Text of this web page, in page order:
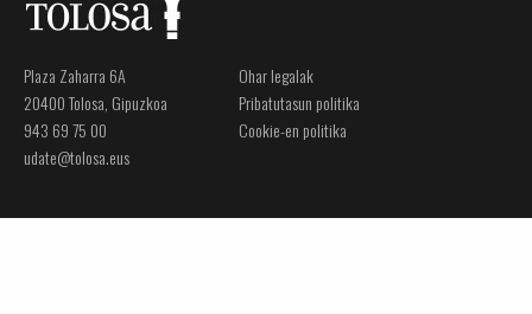
Plaza Zaharra 6A
20400 Tolosa, Gipuzkoa
943 69 75 00
udate@tolosa.eus
Ohar legalak
Pribatutasun politika
Cookie-en politika